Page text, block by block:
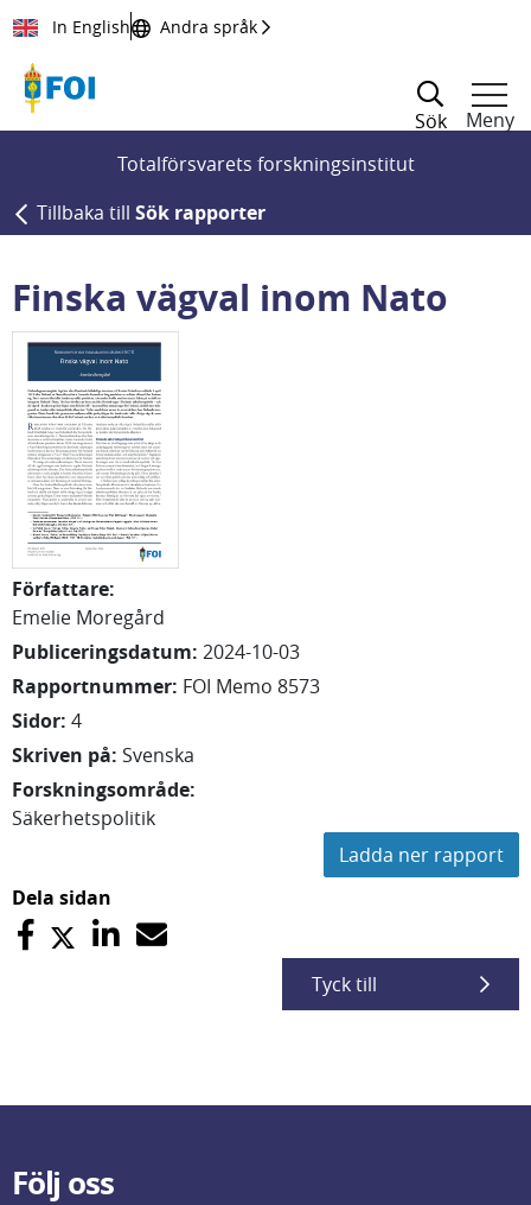
Till innehållet
In English Andra språk
Sök
Meny
Totalförsvarets forskningsinstitut
Tillbaka till Sök rapporter
Finska vägval inom Nato
Författare:
Emelie Moregård
Publiceringsdatum: 2024-10-03
Rapportnummer: FOI Memo 8573
Sidor: 4
Skriven på: Svenska
Forskningsområde:
Säkerhetspolitik
Ladda ner rapport
Dela sidan
Tyck till
Följ oss